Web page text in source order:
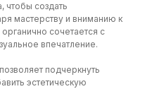
чтобы создать
мастерству и вниманию к
сочетается с
впечатление.
подчеркнуть
эстетическую